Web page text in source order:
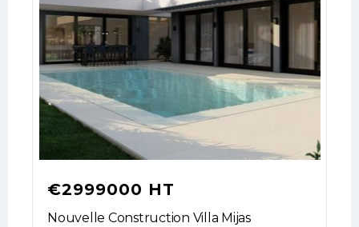
€2999000 HT
Nouvelle Construction Villa Mijas